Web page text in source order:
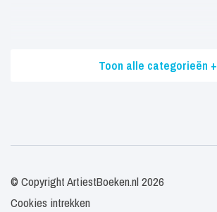
Toon alle categorieën +
© Copyright ArtiestBoeken.nl 2026
Cookies intrekken